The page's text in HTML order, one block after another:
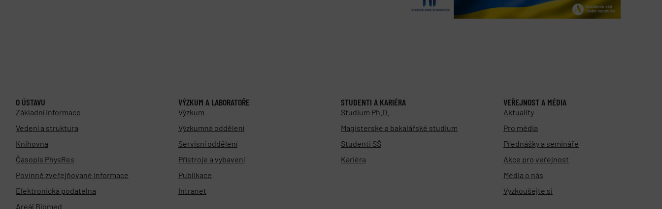
O ÚSTAVU
Základní informace
Vedení a struktura
Knihovna
Časopis PhysRes
Povinně zveřejňované informace
Elektronická podatelna
Areál Biomed
VÝZKUM A LABORATOŘE
Výzkum
Výzkumná oddělení
Servisní oddělení
Přístroje a vybavení
Publikace
Intranet
STUDENTI A KARIÉRA
Studium Ph.D.
Magisterské a bakalářské studium
Studenti SŠ
Kariéra
VEŘEJNOST A MÉDIA
Aktuality
Pro média
Přednášky a semináře
Akce pro veřejnost
Média o nás
Vyzkoušejte si